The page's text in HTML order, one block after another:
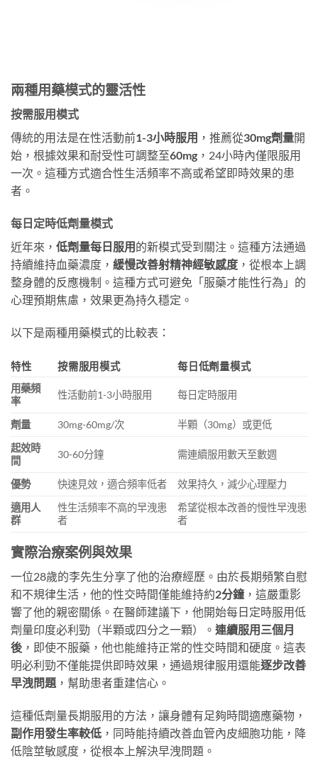
兩種用藥模式的靈活性
按需服用模式
傳統的用法是在性活動前1-3小時服用 ，推薦從30mg劑量開
始，根據效果和耐受性可調整至60mg ，24小時內僅限服用
一次。這種方式適合性生活頻率不高或希望即時效果的患
者。
每日定時低劑量模式
近年來，​ 低劑量每日服用 的新模式受到關注。這種方法通過
持續維持血藥濃度，​ 緩慢改善射精神經敏感度 ，從根本上調
整身體的反應機制。這種方式可避免「服藥才能性行為」的
心理預期焦慮，效果更為持久穩定。
以下是兩種用藥模式的比較表：
特性 按需服用模式
每日低劑量模式
用藥頻
率
性活動前1-3小時服用 每日定時服用
劑量 30mg-60mg/次
半顆（30mg）或更低
起效時
間
30-60分鐘 需連續服用數天至數週
優勢 快速見效，適合頻率低者
效果持久，減少心理壓力
適用人
群
性生活頻率不高的早洩患
者
希望從根本改善的慢性早洩患
者
實際治療案例與效果
一位28歲的李先生分享了他的治療經歷。由於長期頻繁自慰
和不規律生活，他的性交時間僅能維持約2分鐘，這嚴重影
響了他的親密關係。在醫師建議下，他開始每日定時服用低
劑量印度必利勁（半顆或四分之一顆）。​ 連續服用三個月
後 ，即使不服藥，他也能維持正常的性交時間和硬度。這表
明必利勁不僅能提供即時效果，通過規律服用還能逐步改善
早洩問題 ，幫助患者重建信心。
這種低劑量長期服用的方法，讓身體有足夠時間適應藥物，​
副作用發生率較低 ，同時能持續改善血管內皮細胞功能，降
低陰莖敏感度，從根本上解決早洩問題。